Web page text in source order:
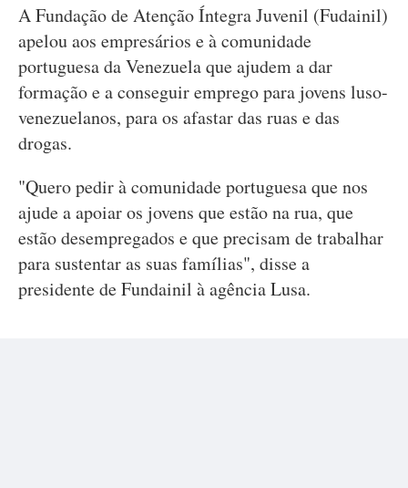
A Fundação de Atenção Íntegra Juvenil (Fudainil)
apelou aos empresários e à comunidade
portuguesa da Venezuela que ajudem a dar
formação e a conseguir emprego para jovens luso-
venezuelanos, para os afastar das ruas e das
drogas.
"Quero pedir à comunidade portuguesa que nos
ajude a apoiar os jovens que estão na rua, que
estão desempregados e que precisam de trabalhar
para sustentar as suas famílias", disse a
presidente de Fundainil à agência Lusa.